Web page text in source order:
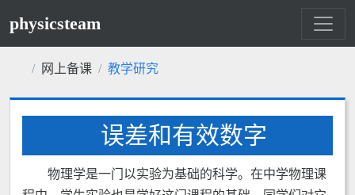
physicsteam
网上备课 教学研究
误差和有效数字
物理学是一门以实验为基础的科学。在中学物理课